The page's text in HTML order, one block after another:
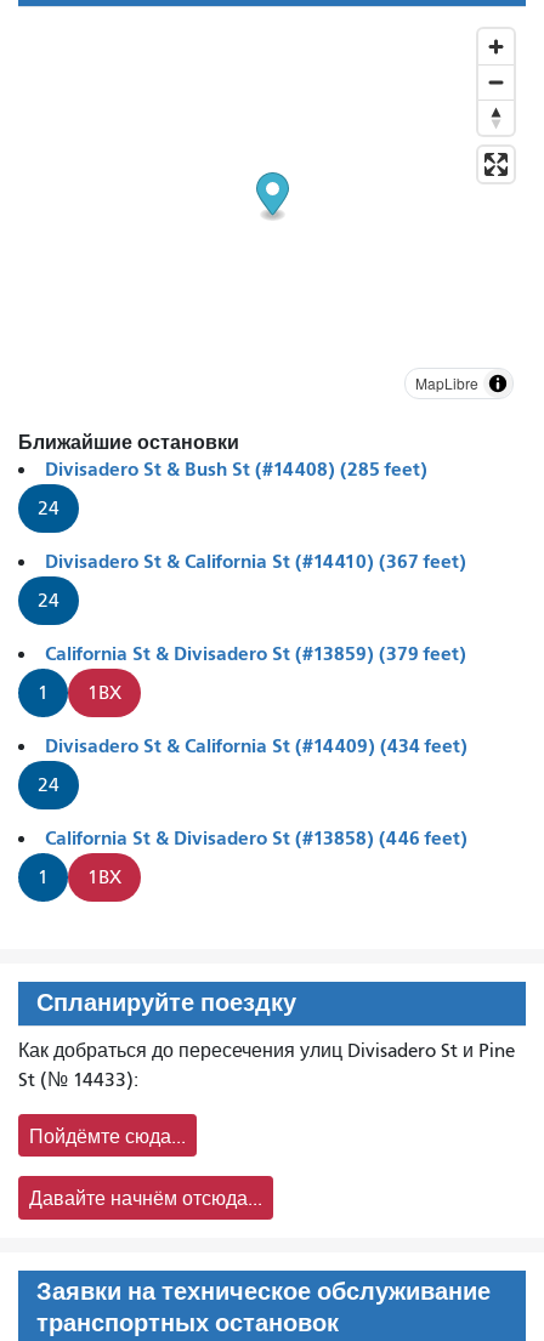
MapLibre
Ближайшие остановки
Divisadero St & Bush St (#14408) (285 feet)
24
Divisadero St & California St (#14410) (367 feet)
24
California St & Divisadero St (#13859) (379 feet)
1 1BX
Divisadero St & California St (#14409) (434 feet)
24
California St & Divisadero St (#13858) (446 feet)
1 1BX
Спланируйте поездку
Как добраться до пересечения улиц Divisadero St и Pine
St (№ 14433):
Пойдёмте сюда...
Давайте начнём отсюда...
Заявки на техническое обслуживание
транспортных остановок